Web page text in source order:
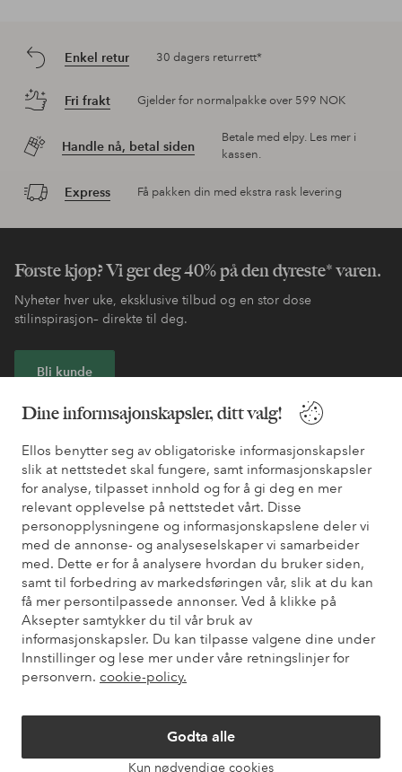
Dine informsajonskapsler, ditt valg!
Ellos benytter seg av obligatoriske informasjonskapsler
slik at nettstedet skal fungere, samt informasjonskapsler
for analyse, tilpasset innhold og for å gi deg en mer
relevant opplevelse på nettstedet vårt. Disse
personopplysningene og informasjonskapslene deler vi
med de annonse- og analyseselskaper vi samarbeider
med. Dette er for å analysere hvordan du bruker siden,
samt til forbedring av markedsføringen vår, slik at du kan
få mer persontilpassede annonser. Ved å klikke på
Aksepter samtykker du til vår bruk av
informasjonskapsler. Du kan tilpasse valgene dine under
Innstillinger og lese mer under våre retningslinjer for
personvern. cookie-policy.
Godta alle
Kun nødvendige cookies
Enkel retur 30 dagers returrett*
Fri frakt Gjelder for normalpakke over 599 NOK
Handle nå, betal siden
Betale med elpy. Les mer i
kassen.
Express Få pakken din med ekstra rask levering
Første kjøp? Vi ger deg 40% på den dyreste* varen.
Nyheter hver uke, eksklusive tilbud og en stor dose
stilinspirasjon– direkte til deg.
Bli kunde
* Se tilbudsvilkår ved registrering
Trenger du hjelp?
Du finner svar på de vanligste spørsmålene i vår FAQ. Du finner
også informasjon om hvordan du kan kontakte oss.
Kundeservice Bestilling Betalingsmåte
Mine sider